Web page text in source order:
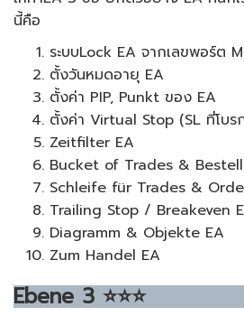
นี้คือ
ระบบLock EA จากเลขพอร์ต
ตั้งวันหมดอายุ EA
ตั้งค่า PIP, Punkt ของ EA
ตั้งค่า Virtual Stop (SL ที่โบร
Zeitfilter EA
Bucket of Trades &
Schleife für Trades &
Trailing Stop / Breakeven
Diagramm & Objekte EA
Zum Handel EA
Ebene 3 ⭐⭐⭐